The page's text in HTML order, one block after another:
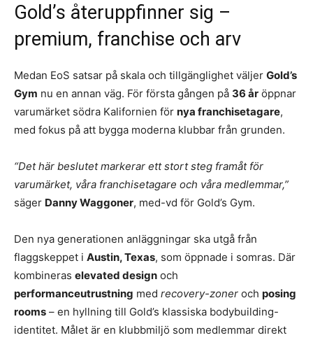
Gold’s återuppfinner sig –
premium, franchise och arv
Medan EoS satsar på skala och tillgänglighet väljer Gold’s
Gym nu en annan väg. För första gången på 36 år öppnar
varumärket södra Kalifornien för nya franchisetagare,
med fokus på att bygga moderna klubbar från grunden.
“Det här beslutet markerar ett stort steg framåt för
varumärket, våra franchisetagare och våra medlemmar,”
säger Danny Waggoner, med-vd för Gold’s Gym.
Den nya generationen anläggningar ska utgå från
flaggskeppet i Austin, Texas, som öppnade i somras. Där
kombineras elevated design och
performanceutrustning med recovery-zoner och posing
rooms – en hyllning till Gold’s klassiska bodybuilding-
identitet. Målet är en klubbmiljö som medlemmar direkt